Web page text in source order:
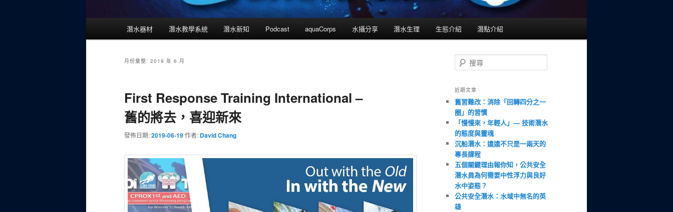
潛水器材 潛水教學系統 潛水新知 Podcast aquaCorps 水攝分享 潛水生理 生態介紹 潛點介紹
月份彙整: 2019 年 6 月
First Response Training International –
舊的將去，喜迎新來
發佈日期:2019-06-19作者: David Chang
搜
尋
近期文章
舊習難改：消除「回轉四分之一
圈」的習慣
「慢慢來，年輕人」— 技術潛水
的態度與靈魂
沉船潛水：遠遠不只是一兩天的
專長課程
五個關鍵理由報你知，公共安全
潛水員為何需要中性浮力與良好
水中姿態？
公共安全潛水：水域中無名的英
雄